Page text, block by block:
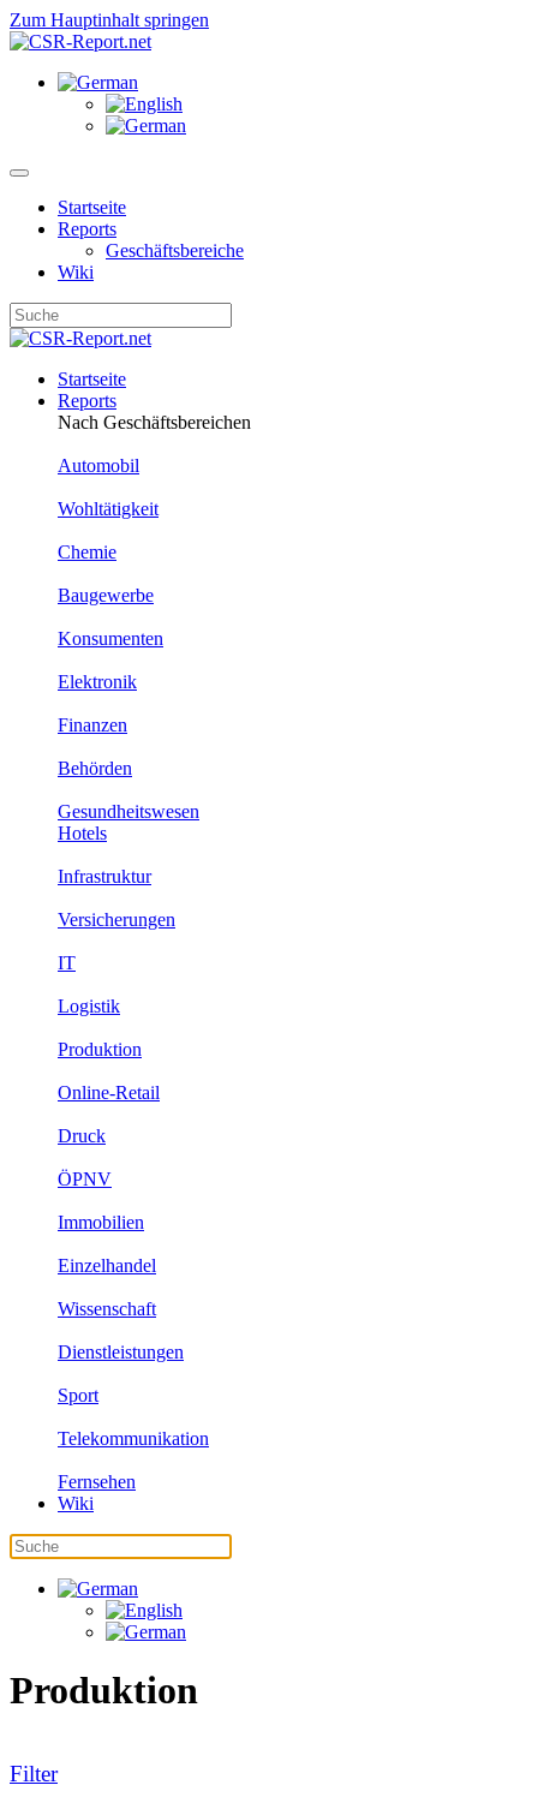
Zum Hauptinhalt springen
Startseite
Reports
Geschäftsbereiche
Wiki
Startseite
Reports
Nach Geschäftsbereichen
Automobil
Wohltätigkeit
Chemie
Baugewerbe
Konsumenten
Elektronik
Finanzen
Behörden
Gesundheitswesen
Hotels
Infrastruktur
Versicherungen
IT
Logistik
Produktion
Online-Retail
Druck
ÖPNV
Immobilien
Einzelhandel
Wissenschaft
Dienstleistungen
Sport
Telekommunikation
Fernsehen
Wiki
Produktion
Filter